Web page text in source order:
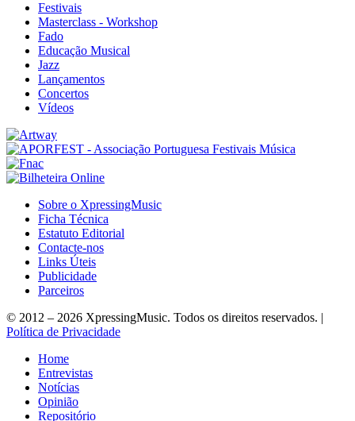
Festivais
Masterclass - Workshop
Fado
Educação Musical
Jazz
Lançamentos
Concertos
Vídeos
Sobre o XpressingMusic
Ficha Técnica
Estatuto Editorial
Contacte-nos
Links Úteis
Publicidade
Parceiros
© 2012 – 2026 XpressingMusic. Todos os direitos reservados. |
Política de Privacidade
Home
Entrevistas
Notícias
Opinião
Repositório